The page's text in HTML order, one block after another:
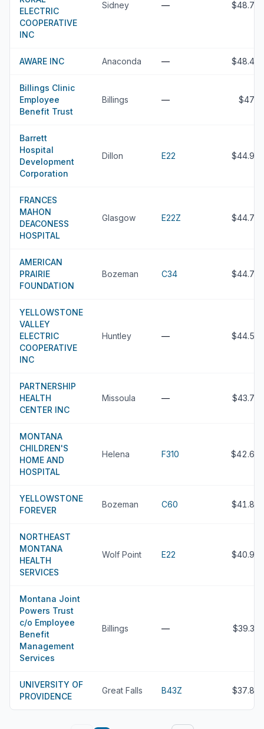
ELECTRIC
COOPERATIVE
INC
Sidney — $48.7M
AWARE INC Anaconda — $48.4M
Billings Clinic
Employee
Benefit Trust
Billings — $47M
Barrett
Hospital
Development
Corporation
Dillon E22 $44.9M
FRANCES
MAHON
DEACONESS
HOSPITAL
Glasgow E22Z $44.7M
AMERICAN
PRAIRIE
FOUNDATION
Bozeman C34 $44.7M
YELLOWSTONE
VALLEY
ELECTRIC
COOPERATIVE
INC
Huntley — $44.5M
PARTNERSHIP
HEALTH
CENTER INC
Missoula — $43.7M
MONTANA
CHILDREN'S
HOME AND
HOSPITAL
Helena F310 $42.6M
YELLOWSTONE
FOREVER
Bozeman C60 $41.8M
NORTHEAST
MONTANA
HEALTH
SERVICES
Wolf Point E22 $40.9M
Montana Joint
Powers Trust
c/o Employee
Benefit
Management
Services
Billings — $39.3M
UNIVERSITY OF
PROVIDENCE
Great Falls B43Z $37.8M